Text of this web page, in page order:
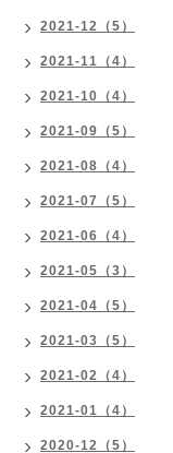
2021-12（5）
2021-11（4）
2021-10（4）
2021-09（5）
2021-08（4）
2021-07（5）
2021-06（4）
2021-05（3）
2021-04（5）
2021-03（5）
2021-02（4）
2021-01（4）
2020-12（5）